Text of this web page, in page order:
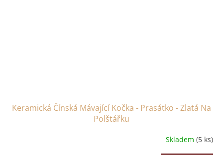
Keramická Čínská Mávající Kočka - Prasátko - Zlatá Na
Polštářku
Skladem (5 ks)